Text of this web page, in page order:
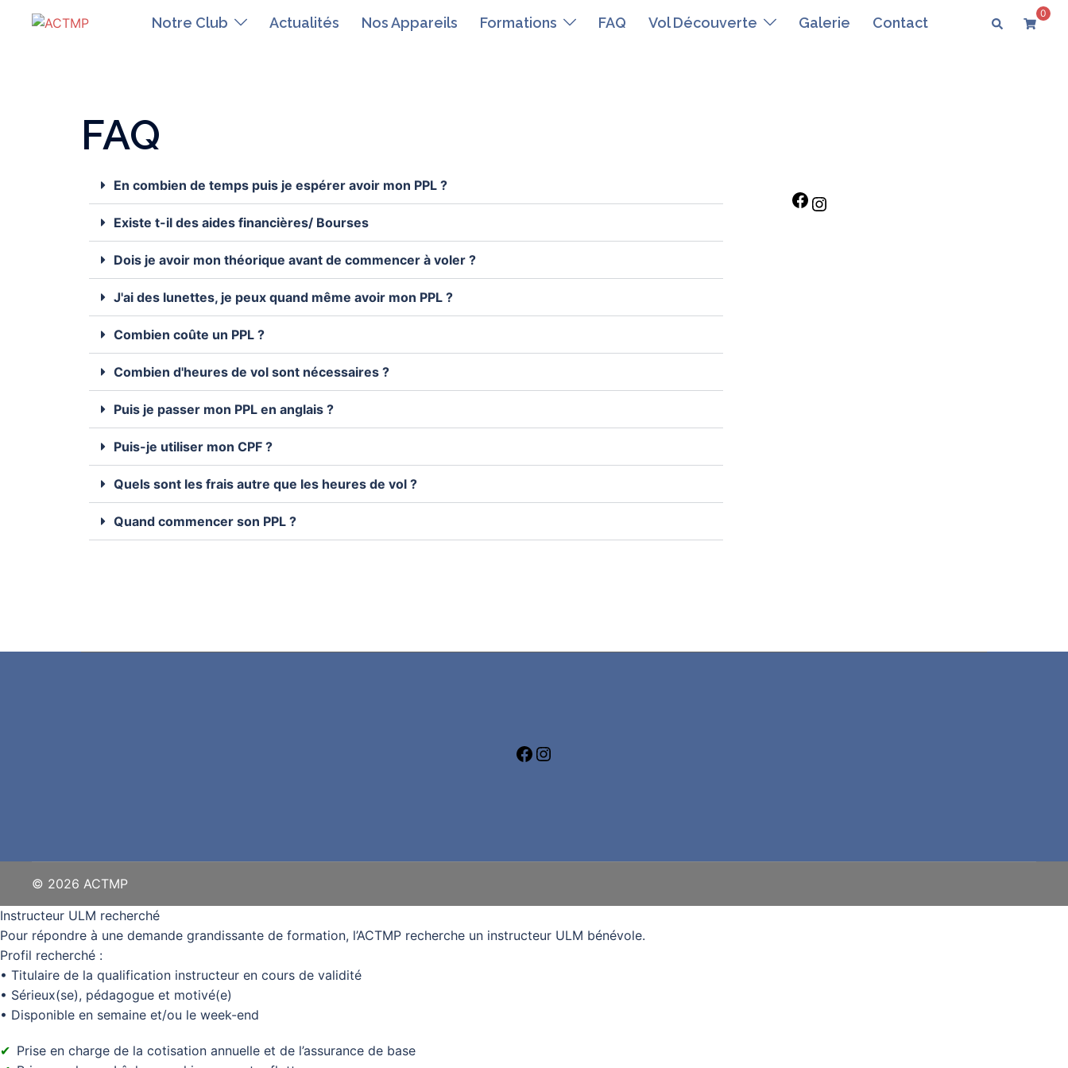
Notre Club Actualités Nos Appareils Formations FAQ Vol Découverte Galerie Contact
0
FAQ
En combien de temps puis je espérer avoir mon PPL ?
Existe t-il des aides financières/ Bourses
Dois je avoir mon théorique avant de commencer à voler ?
J'ai des lunettes, je peux quand même avoir mon PPL ?
Combien coûte un PPL ?
Combien d'heures de vol sont nécessaires ?
Puis je passer mon PPL en anglais ?
Puis-je utiliser mon CPF ?
Quels sont les frais autre que les heures de vol ?
Quand commencer son PPL ?
© 2026 ACTMP
Instructeur ULM recherché
Pour répondre à une demande grandissante de formation, l’ACTMP recherche un instructeur ULM bénévole.
Profil recherché :
• Titulaire de la qualification instructeur en cours de validité
• Sérieux(se), pédagogue et motivé(e)
• Disponible en semaine et/ou le week-end
Prise en charge de la cotisation annuelle et de l’assurance de base